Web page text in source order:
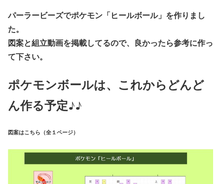
パーラービーズでポケモン「ヒールボール」を作りまし
た。
図案と組立動画を掲載してるので、良かったら参考に作っ
て下さい。
ポケモンボールは、これからどんど
ん作る予定♪♪
図案はこちら（全１ページ）